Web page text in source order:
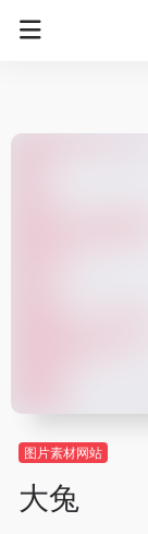
图片素材网站
大兔